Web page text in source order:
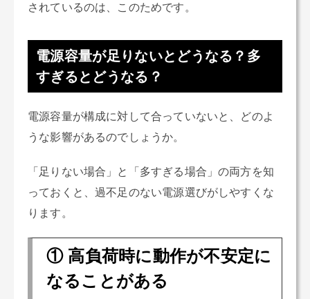
されているのは、このためです。
電源容量が足りないとどうなる？多
すぎるとどうなる？
電源容量が構成に対して合っていないと、どのよ
うな影響があるのでしょうか。
「足りない場合」と「多すぎる場合」の両方を知
っておくと、過不足のない電源選びがしやすくな
ります。
① 高負荷時に動作が不安定に
なることがある